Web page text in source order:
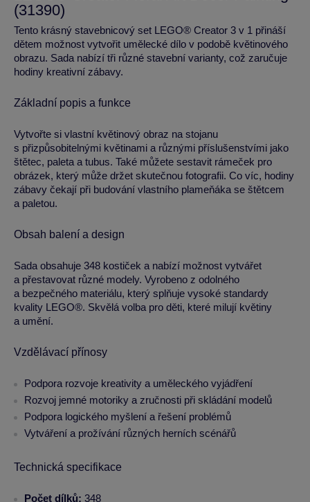
(31390)
Tento krásný stavebnicový set LEGO® Creator 3 v 1 přináší
dětem možnost vytvořit umělecké dílo v podobě květinového
obrazu. Sada nabízí tři různé stavební varianty, což zaručuje
hodiny kreativní zábavy.
Základní popis a funkce
Vytvořte si vlastní květinový obraz na stojanu
s přizpůsobitelnými květinami a různými příslušenstvími jako
štětec, paleta a tubus. Také můžete sestavit rámeček pro
obrázek, který může držet skutečnou fotografii. Co víc, hodiny
zábavy čekají při budování vlastního plameňáka se štětcem
a paletou.
Obsah balení a design
Sada obsahuje 348 kostiček a nabízí možnost vytvářet
a přestavovat různé modely. Vyrobeno z odolného
a bezpečného materiálu, který splňuje vysoké standardy
kvality LEGO®. Skvělá volba pro děti, které milují květiny
a umění.
Vzdělávací přínosy
Podpora rozvoje kreativity a uměleckého vyjádření
Rozvoj jemné motoriky a zručnosti při skládání modelů
Podpora logického myšlení a řešení problémů
Vytváření a prožívání různých herních scénářů
Technická specifikace
Počet dílků: 348